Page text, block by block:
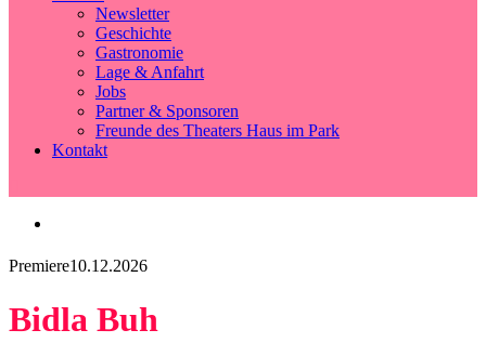
Newsletter
Geschichte
Gastronomie
Lage & Anfahrt
Jobs
Partner & Sponsoren
Freunde des Theaters Haus im Park
Kontakt
Premiere10.12.2026
Bidla Buh